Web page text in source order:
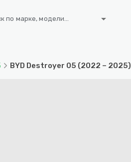
по марке, модели... arrow_drop_down
BYD Destroyer 05 (2022 – 2025)